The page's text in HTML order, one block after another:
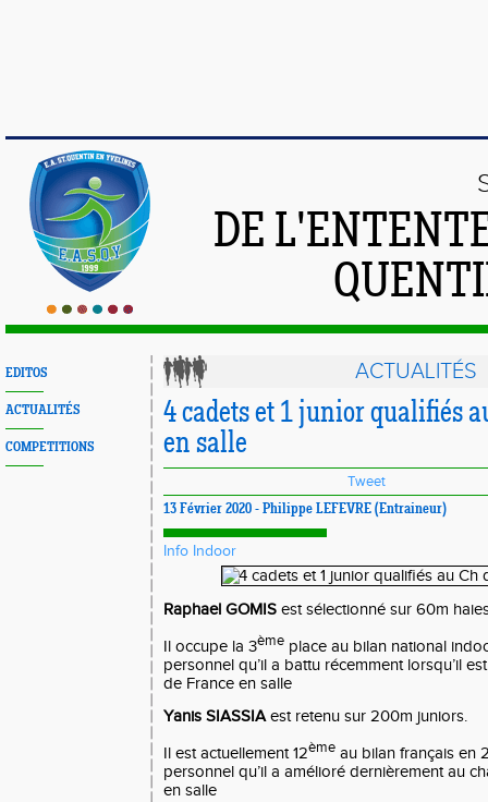
DE
EDITOS
ACTUALITÉS
COMPETITIONS
ACTUALITÉS
4 cadets et 1 junior qualifiés
en salle
Tweet
13 Février 2020 - Philippe LEFEVRE (Entraineur)
Info Indoor
Raphael GOMIS est sélectionné sur 60m
Il occupe la 3ème place au bilan national
personnel qu’il a battu récemment lorsqu’il
de France en salle
Yanis SIASSIAest retenu sur 200m juniors.
Il est actuellement 12ème au bilan français en
personnel qu’il a amélioré dernièrement au
en salle